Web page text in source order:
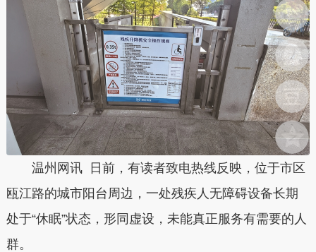
温州网讯 日前，有读者致电热线反映，位于市区
瓯江路的城市阳台周边，一处残疾人无障碍设备长期
处于“休眠”状态，形同虚设，未能真正服务有需要的人
群。